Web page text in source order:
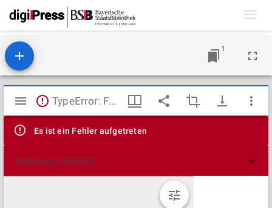
1
Mirador
Viewer
TypeError: Failed to fetch
Es ist ein Fehler aufgetreten
Technische Details